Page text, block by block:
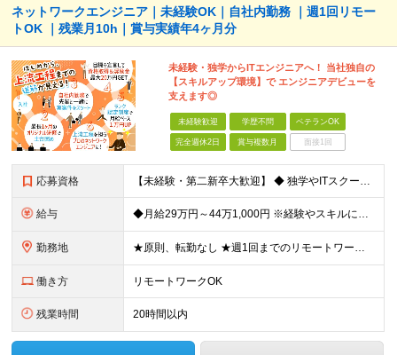
ネットワークエンジニア｜未経験OK｜自社内勤務 ｜週1回リモー
トOK ｜残業月10h｜賞与実績年4ヶ月分
未経験・独学からITエンジニアへ！ 当社独自の
【スキルアップ環境】で エンジニアデビューを
支えます◎
未経験歓迎 学歴不問 ベテランOK
完全週休2日 賞与複数月 面接1回
応募資格 【未経験・第二新卒大歓迎】 ◆ 独学やITスクールでITの知識を学んだ方 ◆ 学歴不問 【こんな方にピッタリの環境です！】 ◎ ゼロからITエンジニアとしてデビューしたい方 ◎ 手厚い研修やサポート
給与 ◆月給29万円～44万1,000円 ※経験やスキルに応じて入社時の給与を決定します（SSE認定制度によって、加給されるチャンスあり） ※月給には固定残業代3万9,000円～5万9,600円（月20時
勤務地 ★原則、転勤なし ★週1回までのリモートワークが可能！ 【八重洲本社】 東京都中央区八丁堀3-14-2 東八重洲シティービル7F ※案件により都内のお客様先に配属となる場合もありますが、単独常駐はな
働き方 リモートワークOK
残業時間 20時間以内